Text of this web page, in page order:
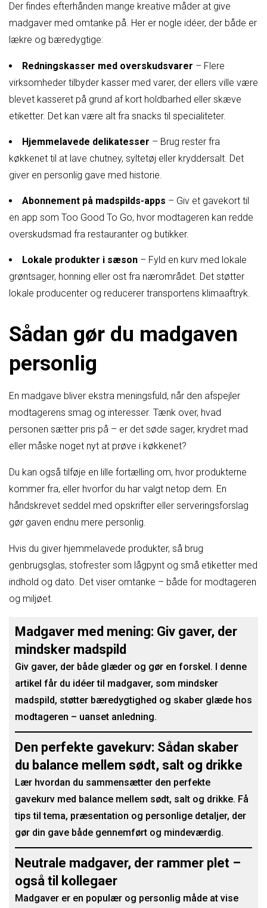
Der findes efterhånden mange kreative måder at give
madgaver med omtanke på. Her er nogle idéer, der både er
lækre og bæredygtige:
Redningskasser med overskudsvarer – Flere
virksomheder tilbyder kasser med varer, der ellers ville være
blevet kasseret på grund af kort holdbarhed eller skæve
etiketter. Det kan være alt fra snacks til specialiteter.
Hjemmelavede delikatesser – Brug rester fra
køkkenet til at lave chutney, syltetøj eller kryddersalt. Det
giver en personlig gave med historie.
Abonnement på madspilds-apps – Giv et gavekort til
en app som Too Good To Go, hvor modtageren kan redde
overskudsmad fra restauranter og butikker.
Lokale produkter i sæson – Fyld en kurv med lokale
grøntsager, honning eller ost fra nærområdet. Det støtter
lokale producenter og reducerer transportens klimaaftryk.
Sådan gør du madgaven
personlig
En madgave bliver ekstra meningsfuld, når den afspejler
modtagerens smag og interesser. Tænk over, hvad
personen sætter pris på – er det søde sager, krydret mad
eller måske noget nyt at prøve i køkkenet?
Du kan også tilføje en lille fortælling om, hvor produkterne
kommer fra, eller hvorfor du har valgt netop dem. En
håndskrevet seddel med opskrifter eller serveringsforslag
gør gaven endnu mere personlig.
Hvis du giver hjemmelavede produkter, så brug
genbrugsglas, stofrester som lågpynt og små etiketter med
indhold og dato. Det viser omtanke – både for modtageren
og miljøet.
Madgaver med mening: Giv gaver, der
mindsker madspild
Giv gaver, der både glæder og gør en forskel. I denne
artikel får du idéer til madgaver, som mindsker
madspild, støtter bæredygtighed og skaber glæde hos
modtageren – uanset anledning.
Den perfekte gavekurv: Sådan skaber
du balance mellem sødt, salt og drikke
Lær hvordan du sammensætter den perfekte
gavekurv med balance mellem sødt, salt og drikke. Få
tips til tema, præsentation og personlige detaljer, der
gør din gave både gennemført og mindeværdig.
Neutrale madgaver, der rammer plet –
også til kollegaer
Madgaver er en populær og personlig måde at vise